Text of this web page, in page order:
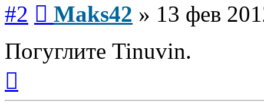
#2 Maks42 » 13 фев
Погуглите Tinuvin.
началу